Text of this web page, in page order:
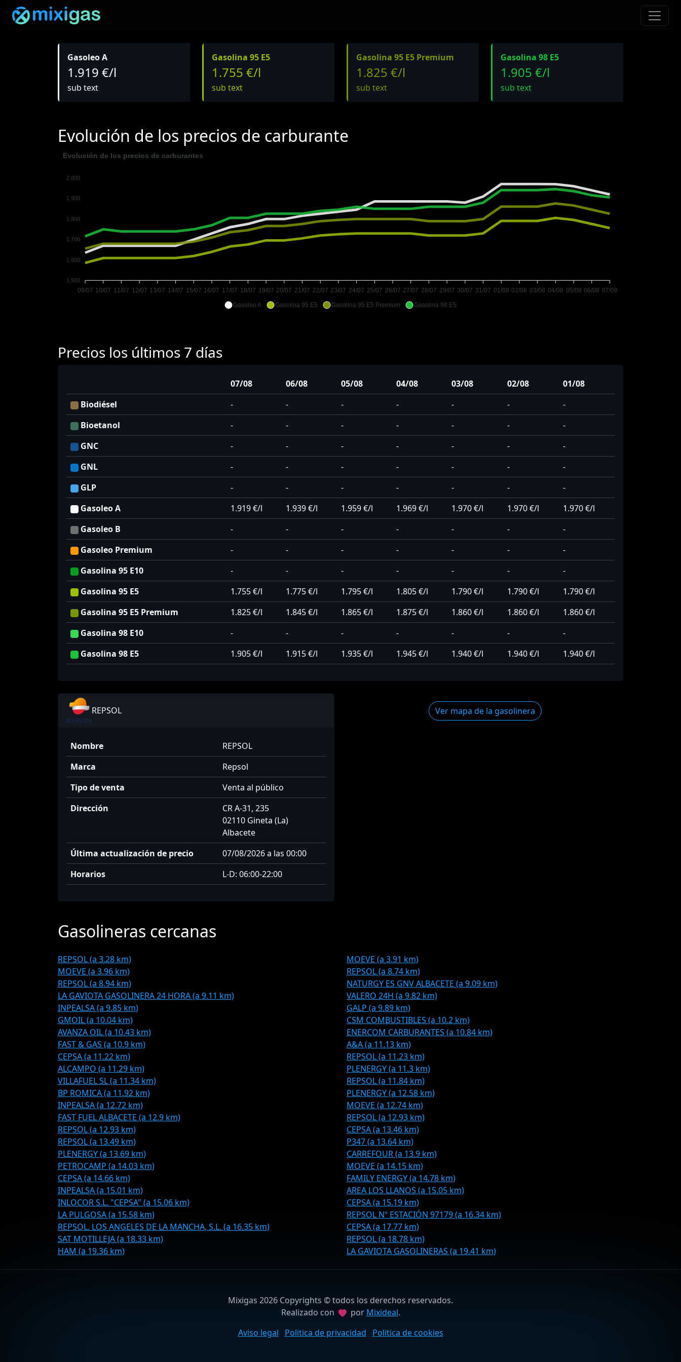
Gasoleo A
1.919 €/l
sub text
Gasolina 95 E5
1.755 €/l
sub text
Gasolina 95 E5 Premium
1.825 €/l
sub text
Gasolina 98 E5
1.905 €/l
sub text
Evolución de los precios de carburante
Evolución de los precios de carburantes
2.000
1.900
1.800
1.700
1.600
1.500
09/07 10/07 11/07 12/07 13/07 14/07 15/07 16/07 17/07 18/07 19/07 20/07 21/07 22/07 23/07 24/07 25/07 26/07 27/07 28/07 29/07 30/07 31/07 01/08 02/08 03/08 04/08 05/08 06/08 07/08
Gasoleo A Gasolina 95 E5 Gasolina 95 E5 Premium Gasolina 98 E5
Precios los últimos 7 días
07/08 06/08 05/08 04/08 03/08 02/08
01/08
Biodiésel
- - - - - -
-
Bioetanol
- - - - - -
-
GNC
- - - - - -
-
GNL
- - - - - -
-
GLP
- - - - - -
-
Gasoleo A
1.919 €/l 1.939 €/l 1.959 €/l 1.969 €/l 1.970 €/l 1.970 €/l
1.970 €/l
Gasoleo B
- - - - - -
-
Gasoleo Premium
- - - - - -
-
Gasolina 95 E10
- - - - - -
-
Gasolina 95 E5
1.755 €/l 1.775 €/l 1.795 €/l 1.805 €/l 1.790 €/l 1.790 €/l
1.790 €/l
Gasolina 95 E5 Premium
1.825 €/l 1.845 €/l 1.865 €/l 1.875 €/l 1.860 €/l 1.860 €/l
1.860 €/l
Gasolina 98 E10
- - - - - -
-
Gasolina 98 E5
1.905 €/l 1.915 €/l 1.935 €/l 1.945 €/l 1.940 €/l 1.940 €/l 1.940 €/l
REPSOL
Nombre
REPSOL
Marca
Repsol
Tipo de venta
Venta al público
Dirección
CR A-31, 235
02110 Gineta (La)
Albacete
Última actualización de precio
07/08/2026 a las 00:00
Horarios
L-D: 06:00-22:00
Ver mapa de la gasolinera
Gasolineras cercanas
REPSOL (a 3.28 km)
MOEVE (a 3.91 km)
MOEVE (a 3.96 km)
REPSOL (a 8.74 km)
REPSOL (a 8.94 km)
NATURGY ES GNV ALBACETE (a 9.09 km)
LA GAVIOTA GASOLINERA 24 HORA (a 9.11 km)
VALERO 24H (a 9.82 km)
INPEALSA (a 9.85 km)
GALP (a 9.89 km)
GMOIL (a 10.04 km)
CSM COMBUSTIBLES (a 10.2 km)
AVANZA OIL (a 10.43 km)
ENERCOM CARBURANTES (a 10.84 km)
FAST & GAS (a 10.9 km)
A&A (a 11.13 km)
CEPSA (a 11.22 km)
REPSOL (a 11.23 km)
ALCAMPO (a 11.29 km)
PLENERGY (a 11.3 km)
VILLAFUEL SL (a 11.34 km)
REPSOL (a 11.84 km)
BP ROMICA (a 11.92 km)
PLENERGY (a 12.58 km)
INPEALSA (a 12.72 km)
MOEVE (a 12.74 km)
FAST FUEL ALBACETE (a 12.9 km)
REPSOL (a 12.93 km)
REPSOL (a 12.93 km)
CEPSA (a 13.46 km)
REPSOL (a 13.49 km)
P347 (a 13.64 km)
PLENERGY (a 13.69 km)
CARREFOUR (a 13.9 km)
PETROCAMP (a 14.03 km)
MOEVE (a 14.15 km)
CEPSA (a 14.66 km)
FAMILY ENERGY (a 14.78 km)
INPEALSA (a 15.01 km)
AREA LOS LLANOS (a 15.05 km)
INLOCOR S.L. "CEPSA" (a 15.06 km)
CEPSA (a 15.19 km)
LA PULGOSA (a 15.58 km)
REPSOL Nº ESTACIÓN 97179 (a 16.34 km)
REPSOL. LOS ANGELES DE LA MANCHA, S.L. (a 16.35 km)
CEPSA (a 17.77 km)
SAT MOTILLEJA (a 18.33 km)
REPSOL (a 18.78 km)
HAM (a 19.36 km)
LA GAVIOTA GASOLINERAS (a 19.41 km)
Mixigas 2026 Copyrights © todos los derechos reservados.
Realizado con
por Mixideal.
Aviso legal
Politica de privacidad Politica de cookies